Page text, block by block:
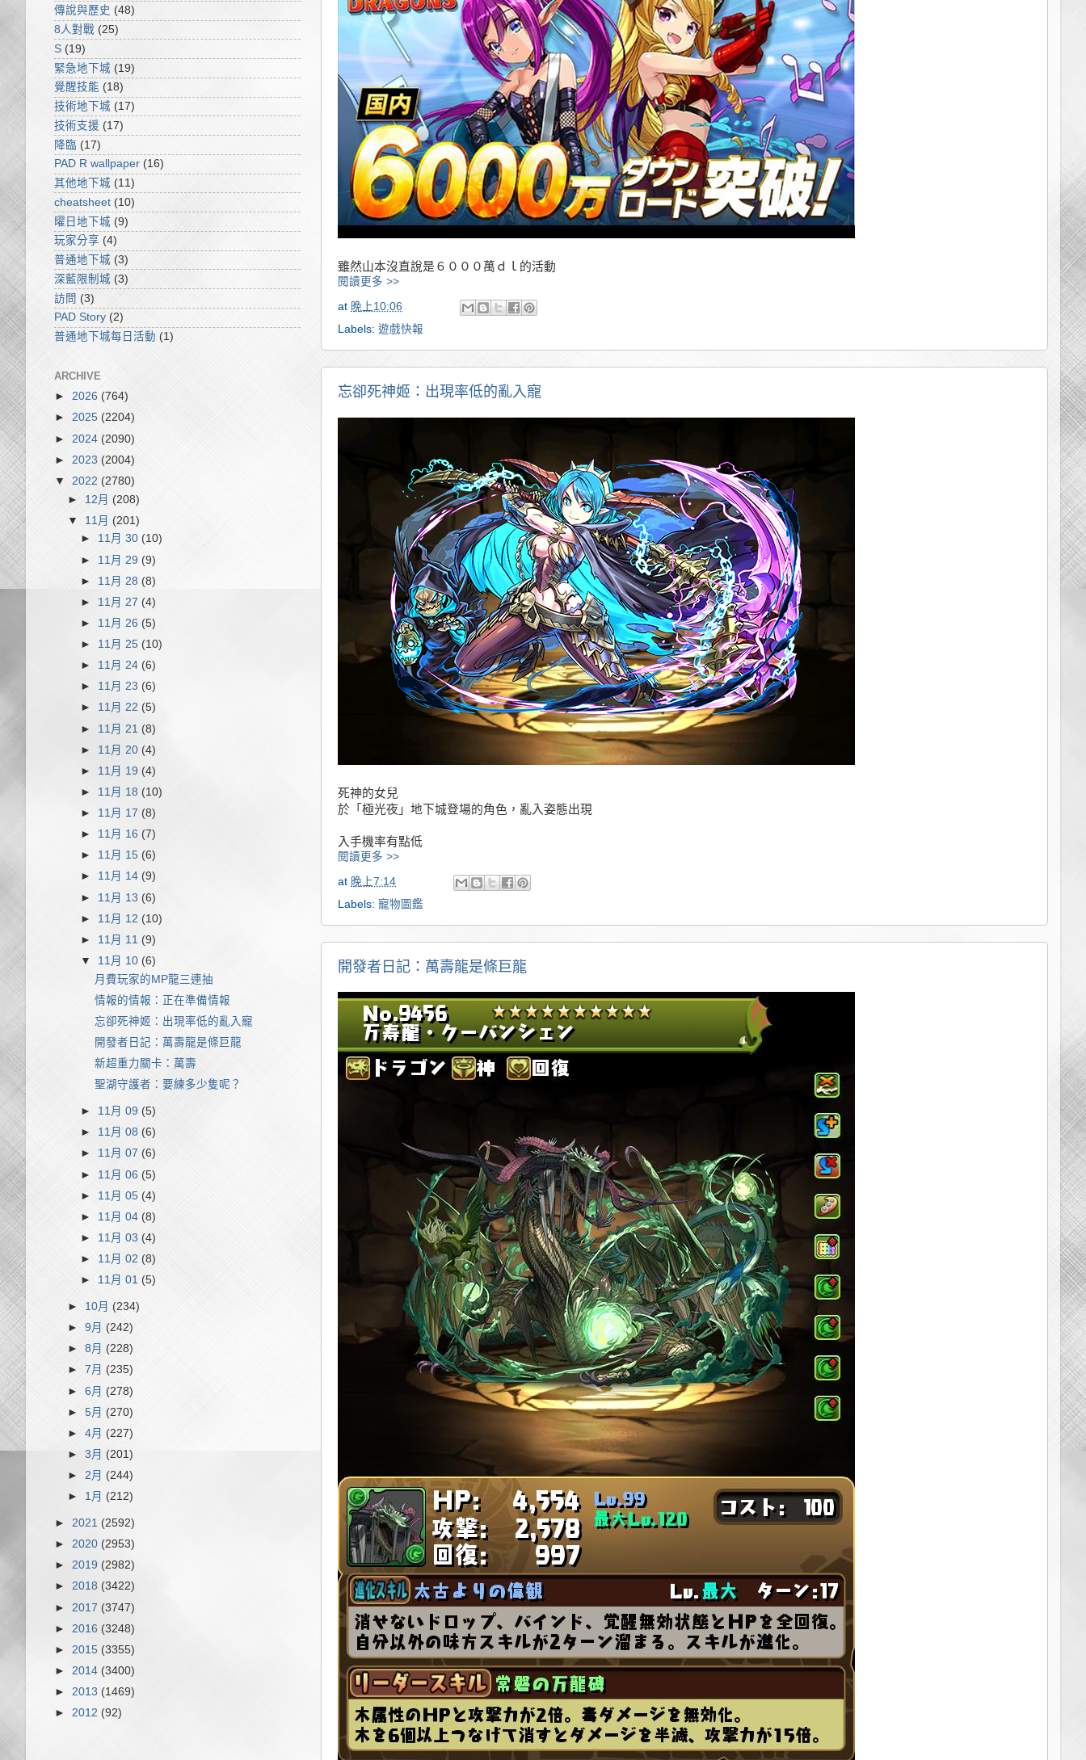
雖然山本沒直說是６０００萬ｄｌ的活動
閱讀更多 >>
at 晚上10:06
Labels: 遊戲快報
忘卻死神姬：出現率低的亂入寵
死神的女兒
於「極光夜」地下城登場的角色，亂入姿態出現
入手機率有點低
閱讀更多 >>
at 晚上7:14
Labels: 寵物圖鑑
開發者日記：萬壽龍是條巨龍
傳說與歷史 (48)
8人對戰 (25)
S (19)
緊急地下城 (19)
覺醒技能 (18)
技術地下城 (17)
技術支援 (17)
降臨 (17)
PAD R wallpaper (16)
其他地下城 (11)
cheatsheet (10)
曜日地下城 (9)
玩家分享 (4)
普通地下城 (3)
深藍限制城 (3)
訪問 (3)
PAD Story (2)
普通地下城每日活動 (1)
ARCHIVE
► 2026 (764)
► 2025 (2204)
► 2024 (2090)
► 2023 (2004)
▼ 2022 (2780)
► 12月 (208)
▼ 11月 (201)
► 11月 30(10)
► 11月 29 (9)
► 11月 28(8)
► 11月 27 (4)
► 11月 26 (5)
► 11月 25 (10)
► 11月 24 (6)
► 11月 23 (6)
► 11月 22(5)
► 11月 21 (8)
► 11月 20 (4)
► 11月 19 (4)
► 11月 18 (10)
► 11月 17 (8)
► 11月 16 (7)
► 11月 15 (6)
► 11月 14 (9)
► 11月 13 (6)
► 11月 12 (10)
► 11月 11 (9)
▼ 11月 10 (6)
月費玩家的MP龍三連抽
情報的情報：正在準備情報
忘卻死神姬：出現率低的亂入寵
開發者日記：萬壽龍是條巨龍
新超重力關卡：萬壽
聖湖守護者：要練多少隻呢？
► 11月 09(5)
► 11月 08 (6)
► 11月 07(6)
► 11月 06(5)
► 11月 05 (4)
► 11月 04 (8)
► 11月 03(4)
► 11月 02(8)
► 11月 01 (5)
► 10月(234)
►9月(242)
►8月(228)
►7月(235)
►6月(278)
►5月(270)
►4月 (227)
►3月 (201)
►2月 (244)
► 1月 (212)
► 2021 (2592)
► 2020 (2953)
► 2019 (2982)
► 2018 (3422)
► 2017 (3747)
► 2016 (3248)
► 2015 (3355)
► 2014 (3400)
► 2013 (1469)
► 2012 (92)